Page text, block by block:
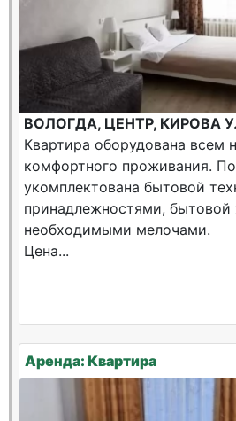
ВОЛОГДА, ЦЕНТР, КИРОВА
Квартира оборудована всем
комфортного проживания.
укомплектована бытовой
принадлежностями,
необходимыми мелочами.
Цена...
Аренда: Квартира